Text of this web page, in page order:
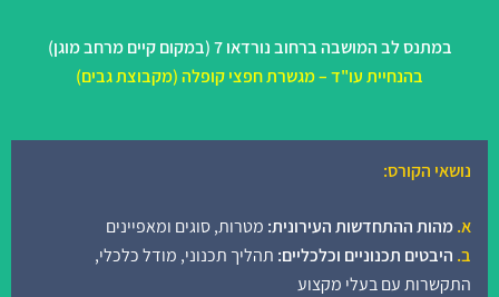
במתנס לב המושבה ברחוב נורדאו 7 (במקום קיים מרחב מוגן)
בהנחיית עו"ד – מגשרת חפצי קופלה (מקבוצת גבים)
נושאי הקורס:
א.מהות ההתחדשות העירונית: מטרות, סוגים ומאפיינים
ב. היבטים תכנוניים וכלכליים: תהליך תכנוני, מודל כלכלי,
התקשרות עם בעלי מקצוע